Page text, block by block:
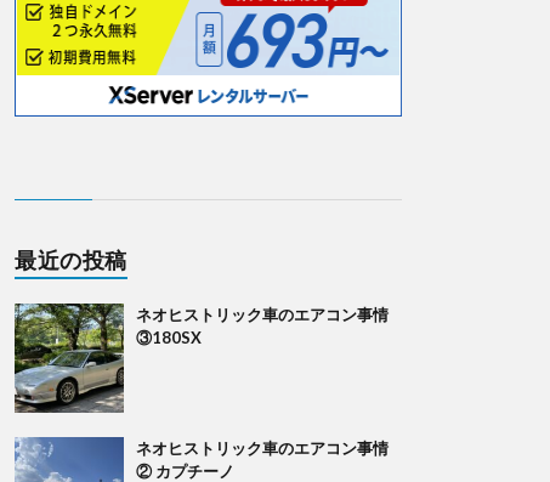
最近の投稿
ネオヒストリック車のエアコン事情
③180SX
ネオヒストリック車のエアコン事情
② カプチーノ